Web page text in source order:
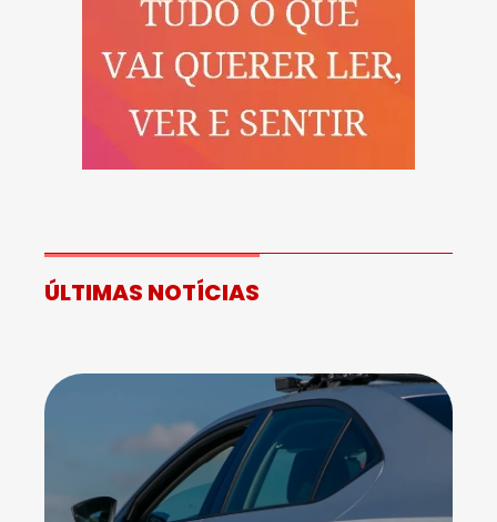
ÚLTIMAS NOTÍCIAS